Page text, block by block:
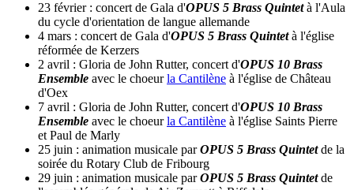
23 février : concert de Gala d'OPUS 5 Brass Quintetà l'Aula
du cycle d'orientation de langue allemande
4 mars : concert de Gala d'OPUS 5 Brass Quintetà l'église
réformée de Kerzers
2 avril : Gloria de John Rutter, concert d'OPUS 10 Brass
Ensemble avec le choeurla Cantilène à l'église de Château
d'Oex
7 avril : Gloria de John Rutter, concert d'OPUS 10 Brass
Ensemble avec le choeurla Cantilène à l'église Saints Pierre
et Paul de Marly
25 juin : animation musicale parOPUS 5 Brass Quintetde la
soirée du Rotary Club de Fribourg
29 juin : animation musicale parOPUS 5 Brass Quintetde